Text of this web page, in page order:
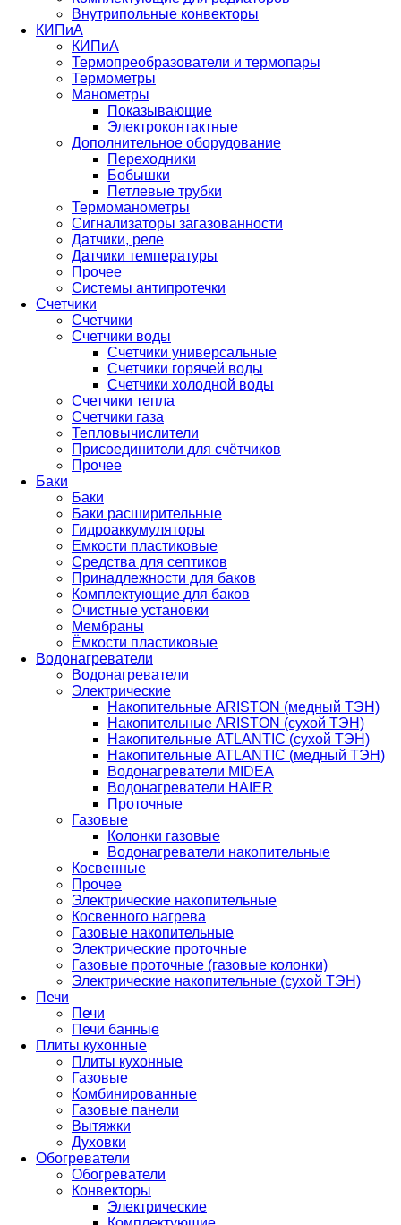
Внутрипольные конвекторы
КИПиА
КИПиА
Термопреобразователи и термопары
Термометры
Манометры
Показывающие
Электроконтактные
Дополнительное оборудование
Переходники
Бобышки
Петлевые трубки
Термоманометры
Сигнализаторы загазованности
Датчики, реле
Датчики температуры
Прочее
Системы антипротечки
Счетчики
Счетчики
Счетчики воды
Счетчики универсальные
Счетчики горячей воды
Счетчики холодной воды
Счетчики тепла
Счетчики газа
Тепловычислители
Присоединители для счётчиков
Прочее
Баки
Баки
Баки расширительные
Гидроаккумуляторы
Емкости пластиковые
Средства для септиков
Принадлежности для баков
Комплектующие для баков
Очистные установки
Мембраны
Ёмкости пластиковые
Водонагреватели
Водонагреватели
Электрические
Накопительные ARISTON (медный ТЭН)
Накопительные ARISTON (сухой ТЭН)
Накопительные ATLANTIC (сухой ТЭН)
Накопительные ATLANTIC (медный ТЭН)
Водонагреватели MIDEA
Водонагреватели HAIER
Проточные
Газовые
Колонки газовые
Водонагреватели накопительные
Косвенные
Прочее
Электрические накопительные
Косвенного нагрева
Газовые накопительные
Электрические проточные
Газовые проточные (газовые колонки)
Электрические накопительные (сухой ТЭН)
Печи
Печи
Печи банные
Плиты кухонные
Плиты кухонные
Газовые
Комбинированные
Газовые панели
Вытяжки
Духовки
Обогреватели
Обогреватели
Конвекторы
Электрические